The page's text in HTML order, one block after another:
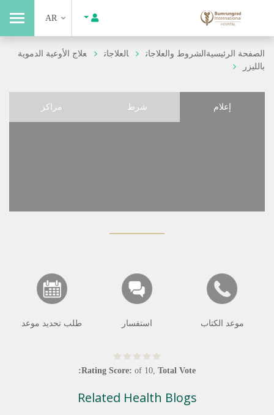
AR
الصفحة الرئيسيةالشروط والعلاجات العلاجات
علاج الأوعية الدموية
بالليزر
إعلام شرط مراكز
موعد الكتاب استفسار طلب تحديد موعد
Rating Score: of 10, Total Vote:
Related Health Blogs